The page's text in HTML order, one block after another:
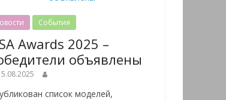
События
Awards 2025 –
объявлены
список моделей,